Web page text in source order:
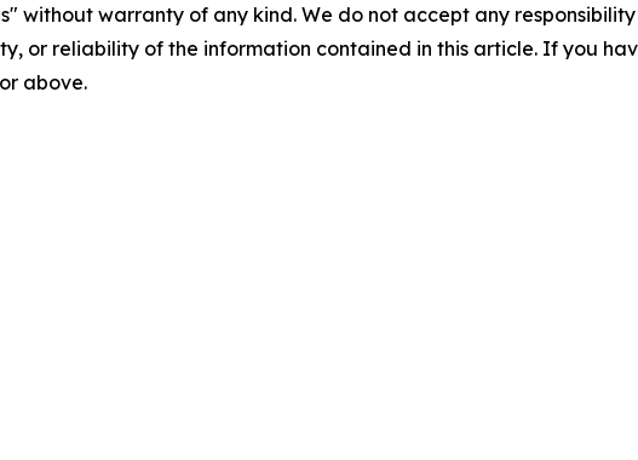
without warranty of any kind. We do not accept any
or reliability of the information contained in this article. If you
above.